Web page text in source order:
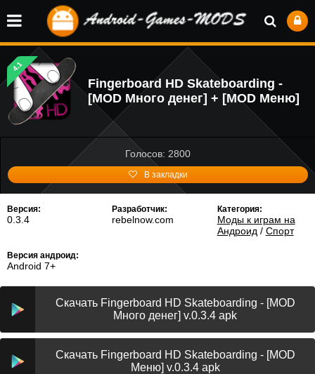
4.1
Fingerboard HD Skateboarding -
[MOD Много денег] + [MOD Меню]
Голосов: 2800
В закладки
Версия:
0.3.4
Разработчик:
rebelnow.com
Категория:
Моды к играм на
Андроид / Спорт
Версия андроид:
Android 7+
Скачать Fingerboard HD Skateboarding - [MOD
Много денег] v.0.3.4 apk
Скачать Fingerboard HD Skateboarding - [MOD
Меню] v.0.3.4 apk